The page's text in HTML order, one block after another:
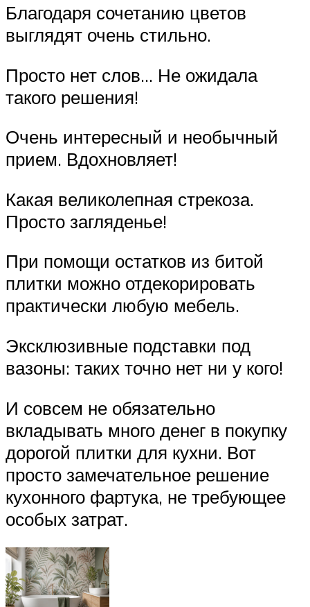
Благодаря сочетанию цветов
выглядят очень стильно.
Просто нет слов… Не ожидала
такого решения!
Очень интересный и необычный
прием. Вдохновляет!
Какая великолепная стрекоза.
Просто загляденье!
При помощи остатков из битой
плитки можно отдекорировать
практически любую мебель.
Эксклюзивные подставки под
вазоны: таких точно нет ни у кого!
И совсем не обязательно
вкладывать много денег в покупку
дорогой плитки для кухни. Вот
просто замечательное решение
кухонного фартука, не требующее
особых затрат.